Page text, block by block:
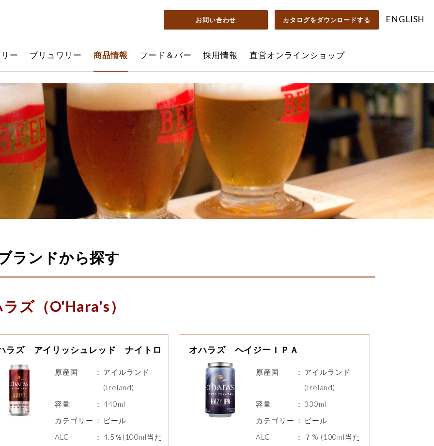
お問い合わせ カタログをダウンロードする ENGLISH
ー ブリュワリー 商品情報 フード＆バー 採用情報 直営オンラインショップ
ランドから探す
ズ（O'Hara's）
ラズ アイリッシュレッド ナイトロ
原産国 ： アイルランド
(Ireland)
容量
： 440ml
カテゴリー ：
ビール
ALC
： 4.5％(100ml当た
オハラズ ヘイジーＩＰＡ
原産国 ： アイルランド
(Ireland)
容量
： 330ml
カテゴリー ：
ビール
ALC
：
７% (100ml当た